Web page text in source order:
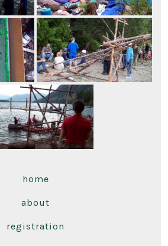
home
about
registration